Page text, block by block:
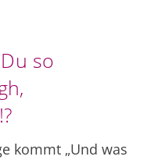
so
kommt „Und was